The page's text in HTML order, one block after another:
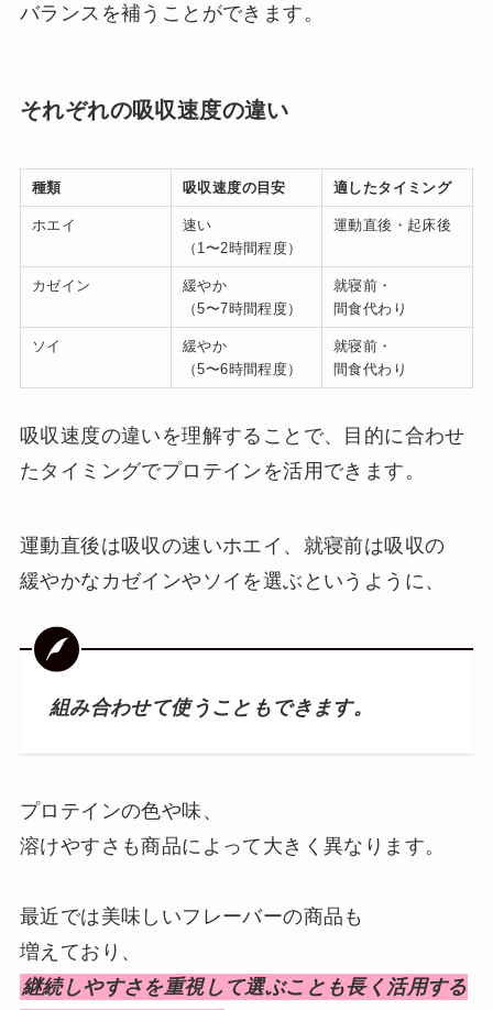
バランスを補うことができます。
それぞれの吸収速度の違い
種類 吸収速度の目安 適したタイミング
ホエイ
速い
（1〜2時間程度）
運動直後・起床後
カゼイン
緩やか
（5〜7時間程度）
就寝前・
間食代わり
ソイ
緩やか
（5〜6時間程度）
就寝前・
間食代わり
吸収速度の違いを理解することで、目的に合わせ
たタイミングでプロテインを活用できます。
運動直後は吸収の速いホエイ、就寝前は吸収の
緩やかなカゼインやソイを選ぶというように、
組み合わせて使うこともできます。
プロテインの色や味、
溶けやすさも商品によって大きく異なります。
最近では美味しいフレーバーの商品も
増えており、
継続しやすさを重視して選ぶことも長く活用する